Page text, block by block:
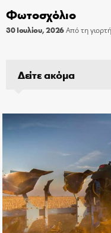
Φωτοσχόλιο
30 Ιουλίου, 2026Από τη
Δείτε ακόμα